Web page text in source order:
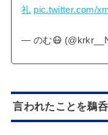
礼 pic.twitter.com/
— のむ😷
言われたことを鵜